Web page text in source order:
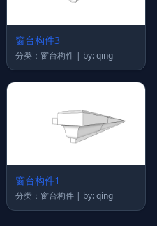
窗台构件3
分类：窗台构件 | by: qing
窗台构件1
分类：窗台构件 | by: qing